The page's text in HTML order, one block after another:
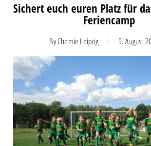
Sichert euch euren Platz für
Feriencamp
ByChemie Leipzig 5. August